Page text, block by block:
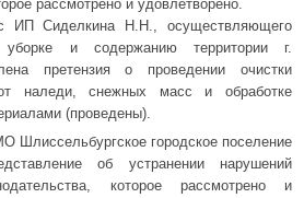
рассмотрено и удовлетворено.
ИП Сиделкина Н.Н., осуществляющего
и содержанию территории г.
претензия о проведении очистки
наледи, снежных масс и обработке
(проведены).
Шлиссельбургское городское поселение
об устранении нарушений
которое рассмотрено и